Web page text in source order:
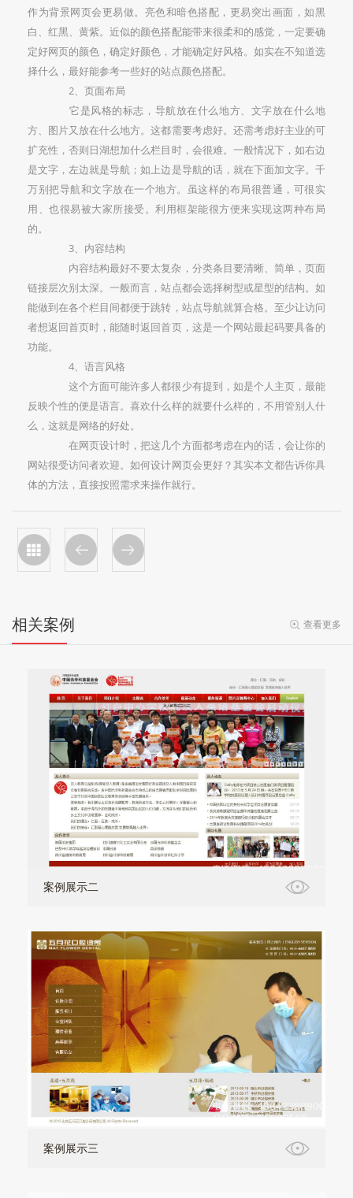
作为背景网页会更易做。亮色和暗色搭配，更易突出画面，如黑
白、红黑、黄紫。近似的颜色搭配能带来很柔和的感觉，一定要确
定好网页的颜色，确定好颜色，才能确定好风格。如实在不知道选
择什么，最好能参考一些好的站点颜色搭配。
2、页面布局
它是风格的标志，导航放在什么地方、文字放在什么地
方、图片又放在什么地方。这都需要考虑好。还需考虑好主业的可
扩充性，否则日湖想加什么栏目时，会很难。一般情况下，如右边
是文字，左边就是导航；如上边是导航的话，就在下面加文字。千
万别把导航和文字放在一个地方。虽这样的布局很普通，可很实
用、也很易被大家所接受。利用框架能很方便来实现这两种布局
的。
3、内容结构
内容结构最好不要太复杂，分类条目要清晰、简单，页面
链接层次别太深。一般而言，站点都会选择树型或星型的结构。如
能做到在各个栏目间都便于跳转，站点导航就算合格。至少让访问
者想返回首页时，能随时返回首页，这是一个网站最起码要具备的
功能。
4、语言风格
这个方面可能许多人都很少有提到，如是个人主页，最能
反映个性的便是语言。喜欢什么样的就要什么样的，不用管别人什
么，这就是网络的好处。
在网页设计时，把这几个方面都考虑在内的话，会让你的
网站很受访问者欢迎。如何设计网页会更好？其实本文都告诉你具
体的方法，直接按照需求来操作就行。
相关案例 查看更多
案例展示二
案例展示三